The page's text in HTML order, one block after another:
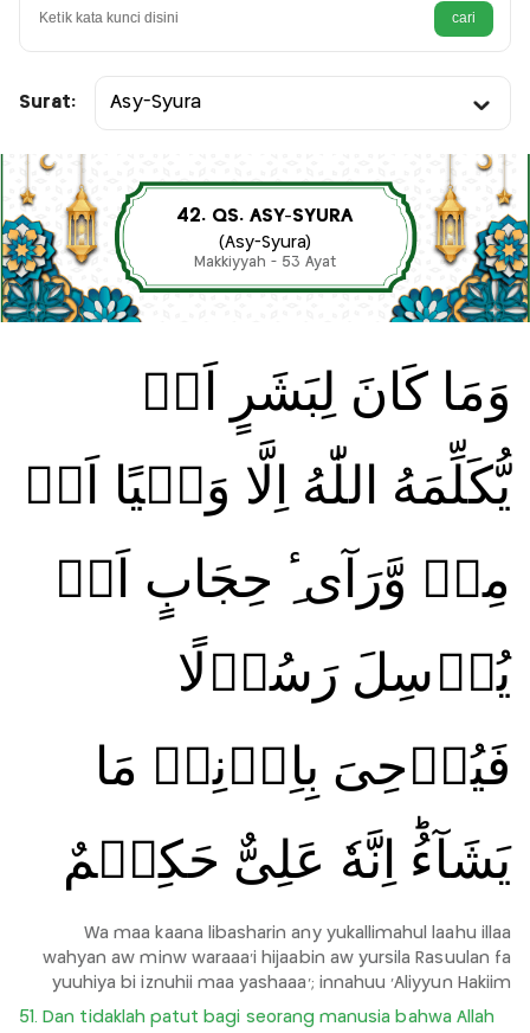
Surat: Asy-Syura
42. QS. ASY-SYURA
(Asy-Syura)
Makkiyyah - 53 Ayat
وَمَا كَانَ لِبَشَرٍ اَنۡ
يُّكَلِّمَهُ اللّٰهُ اِلَّا وَحۡيًا اَوۡ
مِنۡ وَّرَآىٴِ حِجَابٍ اَوۡ
يُرۡسِلَ رَسُوۡلًا
فَيُوۡحِىَ بِاِذۡنِهٖ مَا
يَشَآءُ‌ؕ اِنَّهٗ عَلِىٌّ حَكِيۡمٌ
Wa maa kaana libasharin any yukallimahul laahu illaa
wahyan aw minw waraaa'i hijaabin aw yursila Rasuulan fa
yuuhiya bi iznuhii maa yashaaa'; innahuu 'Aliyyun Hakiim
51. Dan tidaklah patut bagi seorang manusia bahwa Allah